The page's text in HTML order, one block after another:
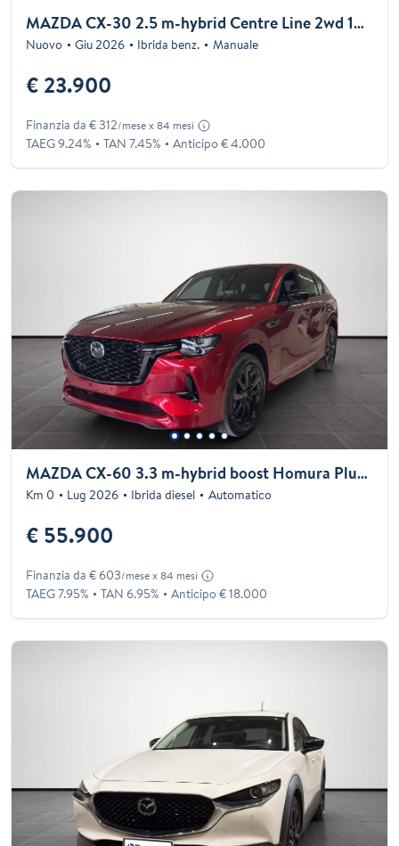
MAZDA CX-30 2.5 m-hybrid Centre Line 2wd 140cv 6mt
Nuovo Giu 2026 Ibrida benz. Manuale
€ 23.900
Finanzia da € 312/mese x 84 mesi
TAEG 9.24% TAN 7.45% Anticipo € 4.000
MAZDA CX-60 3.3 m-hybrid boost Homura Plus awd 249cv auto
Km 0 Lug 2026 Ibrida diesel Automatico
€ 55.900
Finanzia da € 603/mese x 84 mesi
TAEG 7.95% TAN 6.95% Anticipo € 18.000